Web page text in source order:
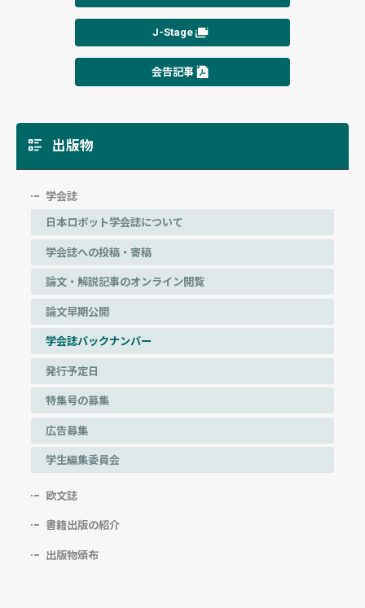
J-Stage
会告記事
出版物
学会誌
日本ロボット学会誌について
学会誌への投稿・寄稿
論文・解説記事のオンライン閲覧
論文早期公開
学会誌バックナンバー
発行予定日
特集号の募集
広告募集
学生編集委員会
欧文誌
書籍出版の紹介
出版物頒布